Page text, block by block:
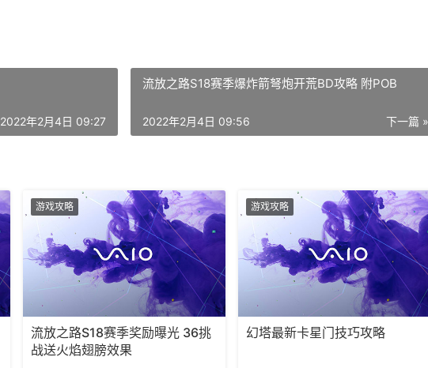
2022年2月4日 09:27
流放之路S18赛季爆炸箭弩炮开荒BD攻略 附POB
下一篇 »
2022年2月4日 09:56
游戏攻略
流放之路S18赛季奖励曝光 36挑
战送火焰翅膀效果
游戏攻略
幻塔最新卡星门技巧攻略